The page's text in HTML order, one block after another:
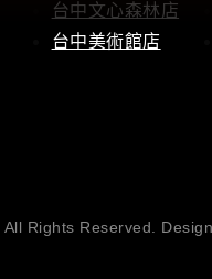
台中文心森林店
台中美術館店
. All Rights Reserved.